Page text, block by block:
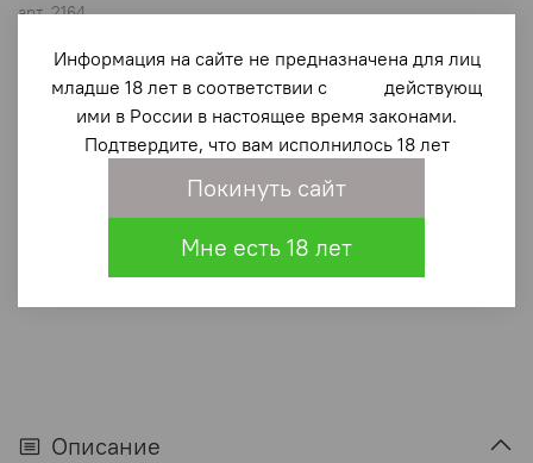
арт.2164
Лестадиус - пророк севера
В избранное
340 ₽
В корзину
Описание
Информация на сайте не предназначена для лиц
младше 18 лет в соответствии с действующ
ими в России в настоящее время законами.
Подтвердите, что вам исполнилось 18 лет
Покинуть сайт
Мне есть 18 лет